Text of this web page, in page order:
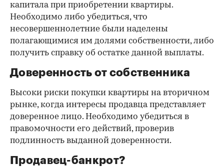
капитала при приобретении квартиры.
Необходимо либо убедиться, что
несовершеннолетние были наделены
полагающимися им долями собственности, либо
получить справку об остатке данной выплаты.
Доверенность от собственника
Высоки риски покупки квартиры на вторичном
рынке, когда интересы продавца представляет
доверенное лицо. Необходимо убедиться в
правомочности его действий, проверив
подлинность выданной доверенности.
Продавец-банкрот?